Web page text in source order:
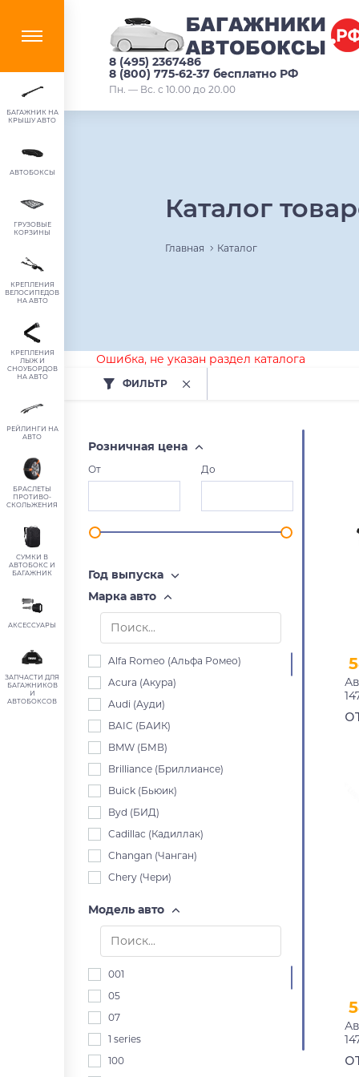
8 (495) 2367486
8 (800) 775-62-37 бесплатно РФ
Пн. — Вс. с 10.00 до 20.00
БАГАЖНИК НА
КРЫШУ АВТО
АВТОБОКСЫ
ГРУЗОВЫЕ
КОРЗИНЫ
КРЕПЛЕНИЯ
ВЕЛОСИПЕДОВ
НА АВТО
КРЕПЛЕНИЯ
ЛЫЖ И
СНОУБОРДОВ
НА АВТО
РЕЙЛИНГИ НА
АВТО
БРАСЛЕТЫ
ПРОТИВО-
СКОЛЬЖЕНИЯ
СУМКИ В
АВТОБОКС И
БАГАЖНИК
АКСЕССУАРЫ
ЗАПЧАСТИ ДЛЯ
БАГАЖНИКОВ
И
АВТОБОКСОВ
Каталог
Главная Каталог
Ошибка, не указан раздел каталога
ФИЛЬТР
Розничная цена
От До
Год выпуска
Марка авто
Alfa Romeo (Альфа Ромео)
Acura (Акура)
Audi (Ауди)
BAIC (БАИК)
BMW (БМВ)
Brilliance (Бриллиансе)
Buick (Бьюик)
Byd (БИД)
Cadillac (Кадиллак)
Changan (Чанган)
Chery (Чери)
Citroen (Ситроен)
Модель авто
001
05
07
1 series
100